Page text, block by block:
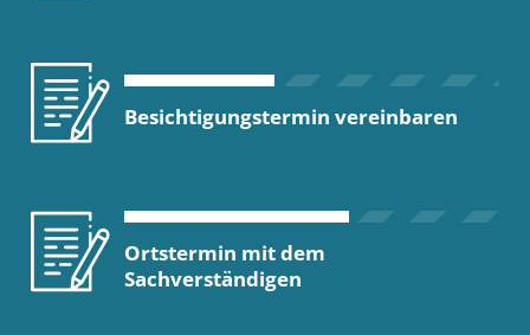
Besichtigungstermin vereinbaren
Ortstermin mit dem
Sachverständigen